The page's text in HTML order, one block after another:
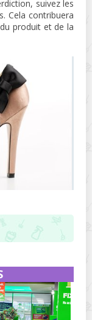
suivez les
Cela contribuera
produit et de la